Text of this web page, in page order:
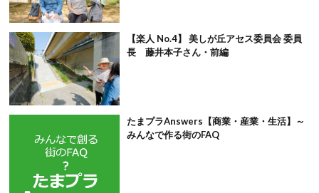
【楽人 No.4】 美しが丘アセス委員会 委員
長 藤井本子さん・前編
たまプラAnswers【商業・産業・生活】～
みんなで作る街のFAQ